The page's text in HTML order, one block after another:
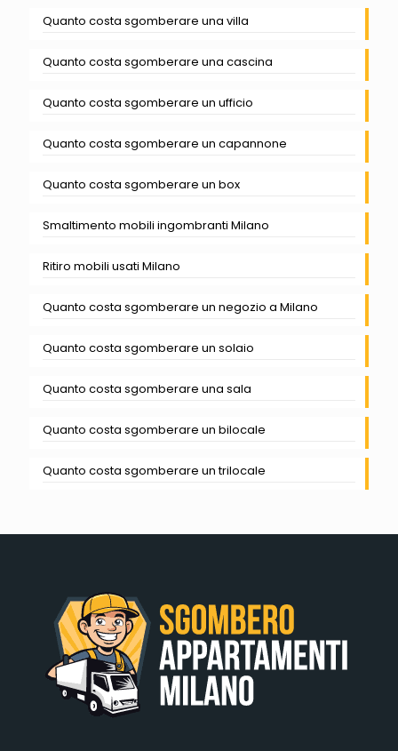
Quanto costa sgomberare una villa
Quanto costa sgomberare una cascina
Quanto costa sgomberare un ufficio
Quanto costa sgomberare un capannone
Quanto costa sgomberare un box
Smaltimento mobili ingombranti Milano
Ritiro mobili usati Milano
Quanto costa sgomberare un negozio a Milano
Quanto costa sgomberare un solaio
Quanto costa sgomberare una sala
Quanto costa sgomberare un bilocale
Quanto costa sgomberare un trilocale